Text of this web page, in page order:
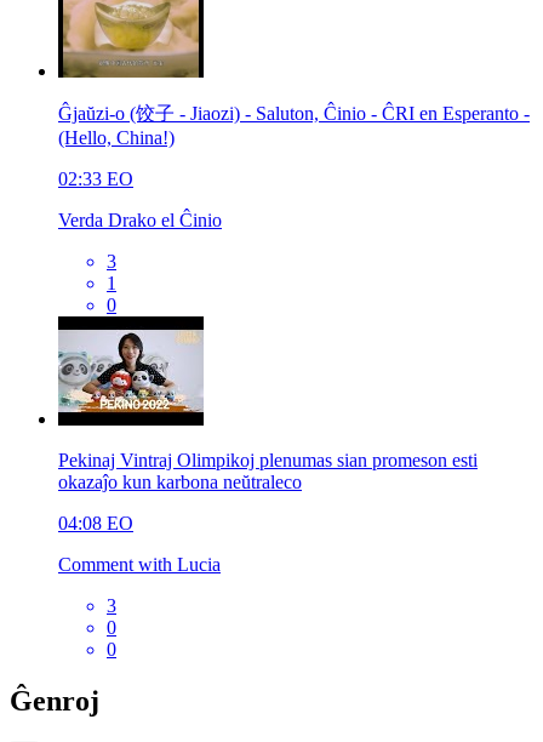
Ĝjaŭzi-o (饺子 - Jiaozi) - Saluton, Ĉinio - ĈRI en Esperanto -
(Hello, China!)
02:33 EO
Verda Drako el Ĉinio
3
1
0
Pekinaj Vintraj Olimpikoj plenumas sian promeson esti
okazaĵo kun karbona neŭtraleco
04:08 EO
Comment with Lucia
3
0
0
Ĝenroj